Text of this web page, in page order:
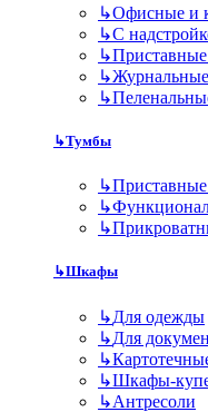
↳Офисные и
↳С
↳
↳Журнальные
↳
↳Тумбы
↳
↳
↳
↳Шкафы
↳Для одежды
↳Для
↳
↳Шкафы-
↳Антресоли